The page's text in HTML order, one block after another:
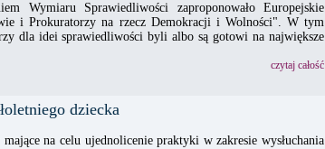
Wymiaru Sprawiedliwości zaproponowało Europejskie
i Prokuratorzy na rzecz Demokracji i Wolności". W tym
dla idei sprawiedliwości byli albo są gotowi na największe
czytaj całość
dziecka
na celu ujednolicenie praktyki w zakresie wysłuchania